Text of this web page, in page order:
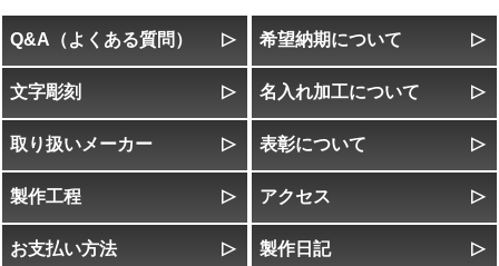
Q&A（よくある質問） 希望納期について
文字彫刻 名入れ加工について
取り扱いメーカー 表彰について
製作工程 アクセス
お支払い方法 製作日記